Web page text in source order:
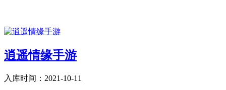
逍遥情缘手游
入库时间：2021-10-11